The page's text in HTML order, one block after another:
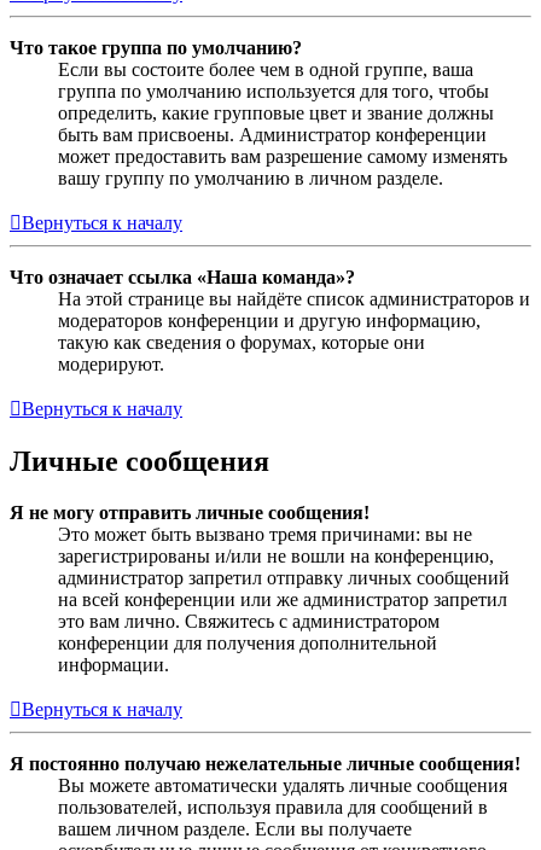
Что такое группа по умолчанию?
Если вы состоите более чем в одной группе, ваша
группа по умолчанию используется для того, чтобы
определить, какие групповые цвет и звание должны
быть вам присвоены. Администратор конференции
может предоставить вам разрешение самому изменять
вашу группу по умолчанию в личном разделе.
Вернуться к началу
Что означает ссылка «Наша команда»?
На этой странице вы найдёте список администраторов и
модераторов конференции и другую информацию,
такую как сведения о форумах, которые они
модерируют.
Вернуться к началу
Личные сообщения
Я не могу отправить личные сообщения!
Это может быть вызвано тремя причинами: вы не
зарегистрированы и/или не вошли на конференцию,
администратор запретил отправку личных сообщений
на всей конференции или же администратор запретил
это вам лично. Свяжитесь с администратором
конференции для получения дополнительной
информации.
Вернуться к началу
Я постоянно получаю нежелательные личные сообщения!
Вы можете автоматически удалять личные сообщения
пользователей, используя правила для сообщений в
вашем личном разделе. Если вы получаете